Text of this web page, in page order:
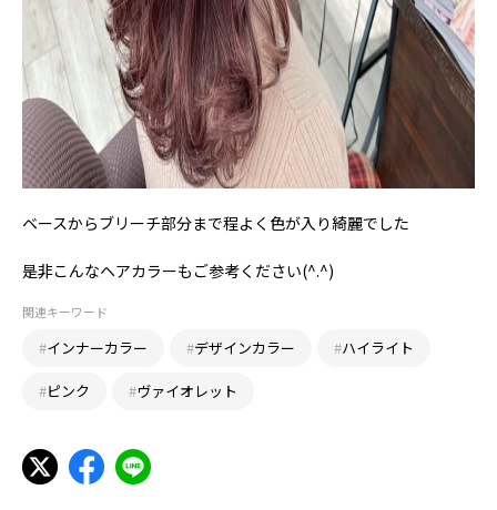
ベースからブリーチ部分まで程よく色が入り綺麗でした
是非こんなヘアカラーもご参考ください(^.^)
関連キーワード
#インナーカラー #デザインカラー #ハイライト
#ピンク #ヴァイオレット